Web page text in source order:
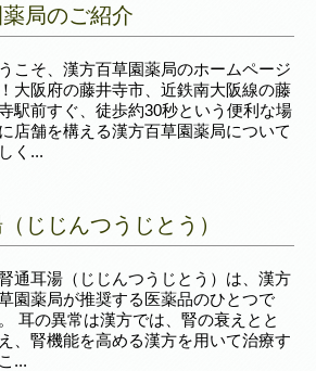
局のご紹介
こそ、漢方百草園薬局のホームページ
大阪府の藤井寺市、近鉄南大阪線の藤
駅前すぐ、徒歩約30秒という便利な場
店舗を構える漢方百草園薬局について
く...
じじんつうじとう）
通耳湯（じじんつうじとう）は、漢方
園薬局が推奨する医薬品のひとつで
耳の異常は漢方では、腎の衰えとと
、腎機能を高める漢方を用いて治療す
...